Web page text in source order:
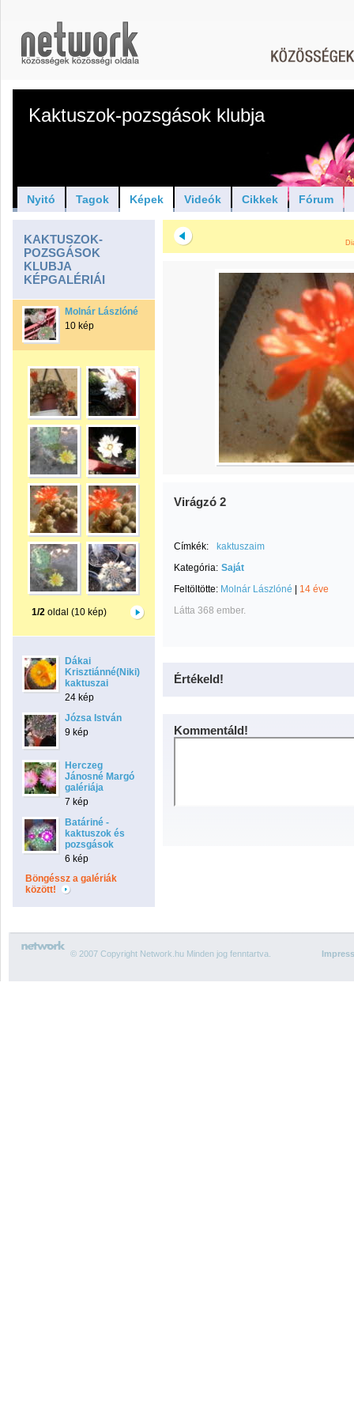
Kaktuszok-pozsgások klubja
Nyitó Tagok Képek Videók Cikkek Fórum
KAKTUSZOK-
POZSGÁSOK
KLUBJA
KÉPGALÉRIÁI
Molnár Lászlóné
10 kép
1/2oldal (10 kép)
Dákai
Krisztiánné(Niki)
kaktuszai
24 kép
Józsa István
9 kép
Herczeg
Jánosné Margó
galériája
7 kép
Batáriné -
kaktuszok és
pozsgások
6 kép
Böngéssz a galériák
között!
Virágzó 2
Címkék:
kaktuszaim
Kategória: Saját
Feltöltötte: Molnár Lászlóné
14 éve
Látta 368 ember.
Értékeld!
Kommentáld!
© 2007 Copyright Network.hu Minden jog fenntartva.